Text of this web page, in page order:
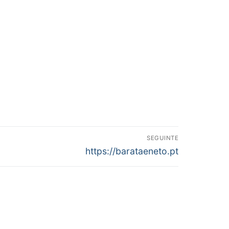
SEGUINTE
Next
https://barataeneto.pt